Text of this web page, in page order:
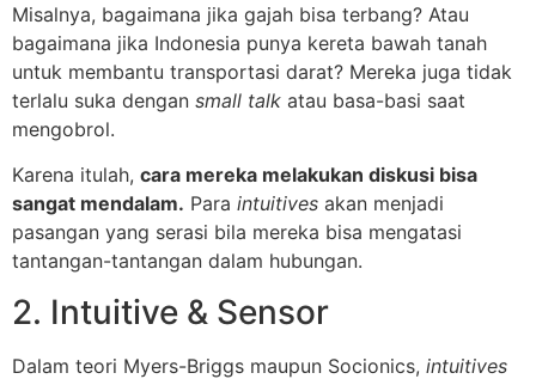
Misalnya, bagaimana jika gajah bisa terbang? Atau
bagaimana jika Indonesia punya kereta bawah tanah
untuk membantu transportasi darat? Mereka juga tidak
terlalu suka dengan small talk atau basa-basi saat
mengobrol.
Karena itulah, cara mereka melakukan diskusi bisa
sangat mendalam. Para intuitives akan menjadi
pasangan yang serasi bila mereka bisa mengatasi
tantangan-tantangan dalam hubungan.
2. Intuitive & Sensor
Dalam teori Myers-Briggs maupun Socionics, intuitives